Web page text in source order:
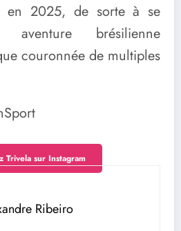
en 2025, de sorte à se
aventure brésilienne
couronnée de multiples
Trivela sur Instagram
Ribeiro